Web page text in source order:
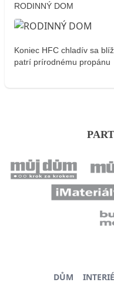
RODINNÝ DOM
Koniec HFC chladív sa
patrí prírodnému propánu
DŮM